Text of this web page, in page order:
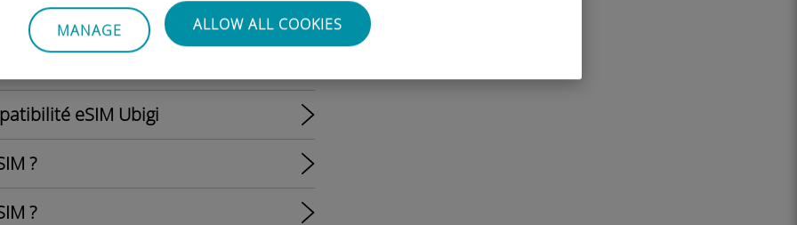
MANAGE ALLOW ALL COOKIES
Ubigi s'active-t-il ?
données illimitées ?
eSIM Ubigi
?
?